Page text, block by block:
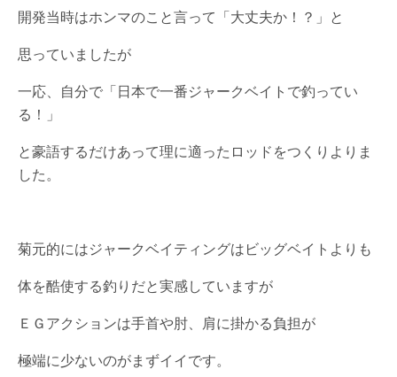
開発当時はホンマのこと言って「大丈夫か！？」と
思っていましたが
一応、自分で「日本で一番ジャークベイトで釣ってい
る！」
と豪語するだけあって理に適ったロッドをつくりよりま
した。
菊元的にはジャークベイティングはビッグベイトよりも
体を酷使する釣りだと実感していますが
ＥＧアクションは手首や肘、肩に掛かる負担が
極端に少ないのがまずイイです。